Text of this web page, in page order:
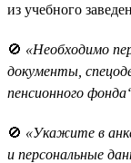
из учебного
🚫 «Необходимо
документы,
пенсионного
🚫 «Укажите в
и персональные